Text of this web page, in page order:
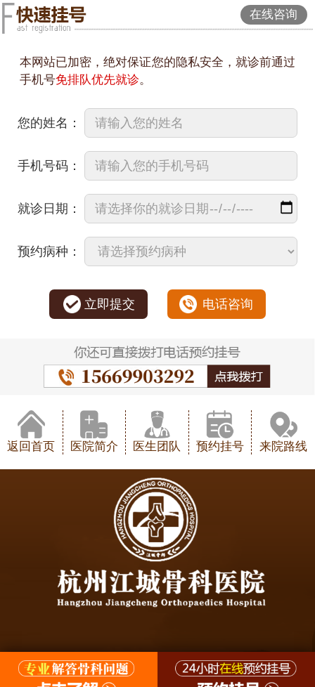
在线咨询
本网站已加密，绝对保证您的隐私安全，就诊前通过
手机号免排队优先就诊。
您的姓名：
手机号码：
就诊日期：
预约病种：
立即提交 电话咨询
返回首页 医院简介 医生团队 预约挂号 来院路线